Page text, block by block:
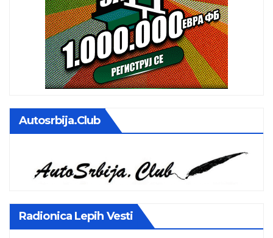
Autosrbija.club
Radionica Lepih Vesti